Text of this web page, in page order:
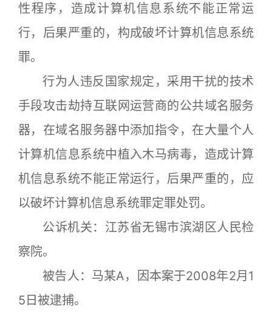
性程序，造成计算机信息系统不能正常运
行，后果严重的，构成破坏计算机信息系统
罪。
行为人违反国家规定，采用干扰的技术
手段攻击劫持互联网运营商的公共域名服务
器，在域名服务器中添加指令，在大量个人
计算机信息系统中植入木马病毒，造成计算
机信息系统不能正常运行，后果严重的，应
以破坏计算机信息系统罪定罪处罚。
公诉机关：江苏省无锡市滨湖区人民检
察院。
被告人：马某A，因本案于2008年2月1
5日被逮捕。